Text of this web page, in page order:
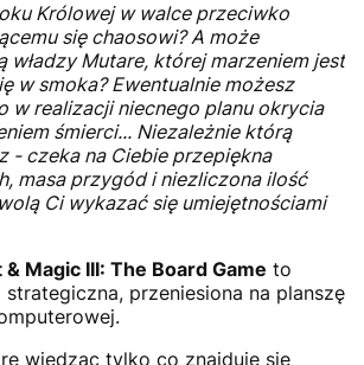
Królowej w walce przeciwko
się chaosowi? A może
władzyMutare, której marzeniem jest
w smoka? Ewentualnie możesz
w realizacji niecnego planu okrycia
śmierci... Niezależnie którą
- czeka na Ciebie przepiękna
masa przygód i niezliczona ilość
Ci wykazać się umiejętnościami
Magic III: The Board Game to
przeniesiona na planszę
wiedząc tylko co znajduje się